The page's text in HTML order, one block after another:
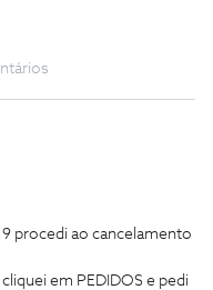
procedi ao cancelamento
em PEDIDOS e pedi